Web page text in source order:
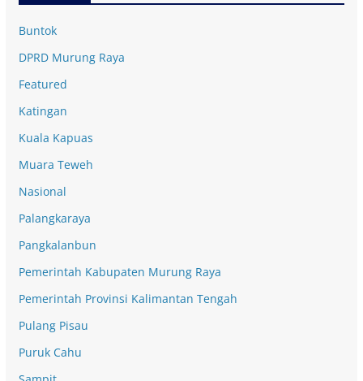
Buntok
DPRD Murung Raya
Featured
Katingan
Kuala Kapuas
Muara Teweh
Nasional
Palangkaraya
Pangkalanbun
Pemerintah Kabupaten Murung Raya
Pemerintah Provinsi Kalimantan Tengah
Pulang Pisau
Puruk Cahu